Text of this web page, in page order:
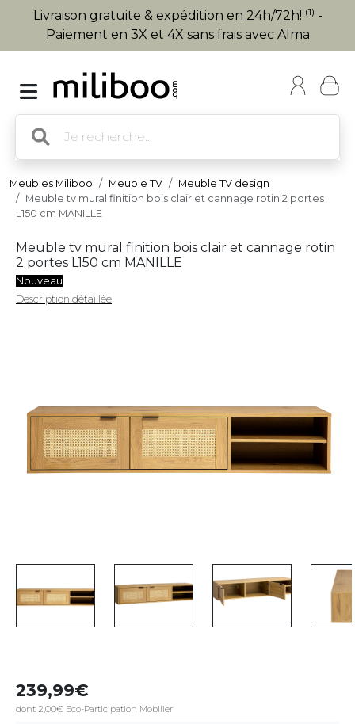
Livraison gratuite & expédition en 24h/72h! (1) -
Paiement en 3X et 4X sans frais avec Alma
Meubles Miliboo Meuble TV
Meuble TV design
Meuble tv mural finition bois clair et cannage rotin 2 portes
L150 cm MANILLE
Meuble tv mural finition bois clair et cannage rotin
2 portes L150 cm MANILLE
Nouveau
Description détaillée
239,99
dont 2,00€ Eco-Participation Mobilier